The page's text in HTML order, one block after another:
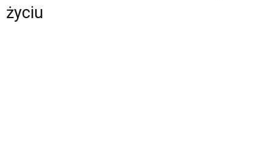
życiu